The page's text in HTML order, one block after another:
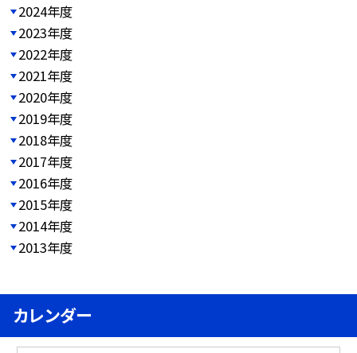
2024年度
2023年度
2022年度
2021年度
2020年度
2019年度
2018年度
2017年度
2016年度
2015年度
2014年度
2013年度
カレンダー